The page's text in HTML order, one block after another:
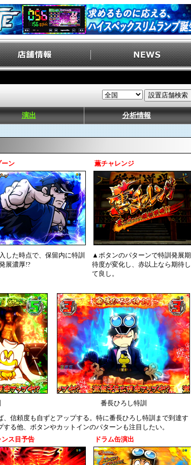
演出 分析情報
ーン 薫チャレンジ
した時点で、保留内に特訓
展濃厚!?
▲ボタンのパターンで特訓発展期
待度が変化し、赤以上なら期待し
て良し。
番長ひろし特訓
信頼度も自ずとアップする。特に番長ひろし特訓まで到達す
る他、ボタンやカットインのパターンも注目したい。
ンス目予告 ドラム缶演出